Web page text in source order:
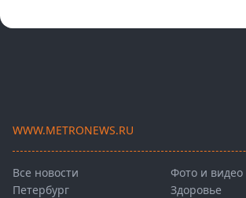
WWW.METRONEWS.RU
Все новости
Петербург
Фото и видео
Здоровье